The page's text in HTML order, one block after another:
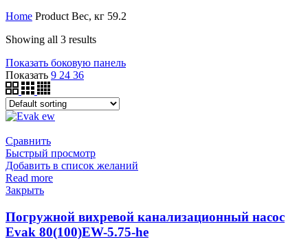
Home Product Вес, кг 59.2
Showing all 3 results
Показать боковую панель
Показать 9 24 36
Сравнить
Быстрый просмотр
Добавить в список желаний
Read more
Закрыть
Погружной вихревой канализационный насос
Evak 80(100)EW-5.75-he